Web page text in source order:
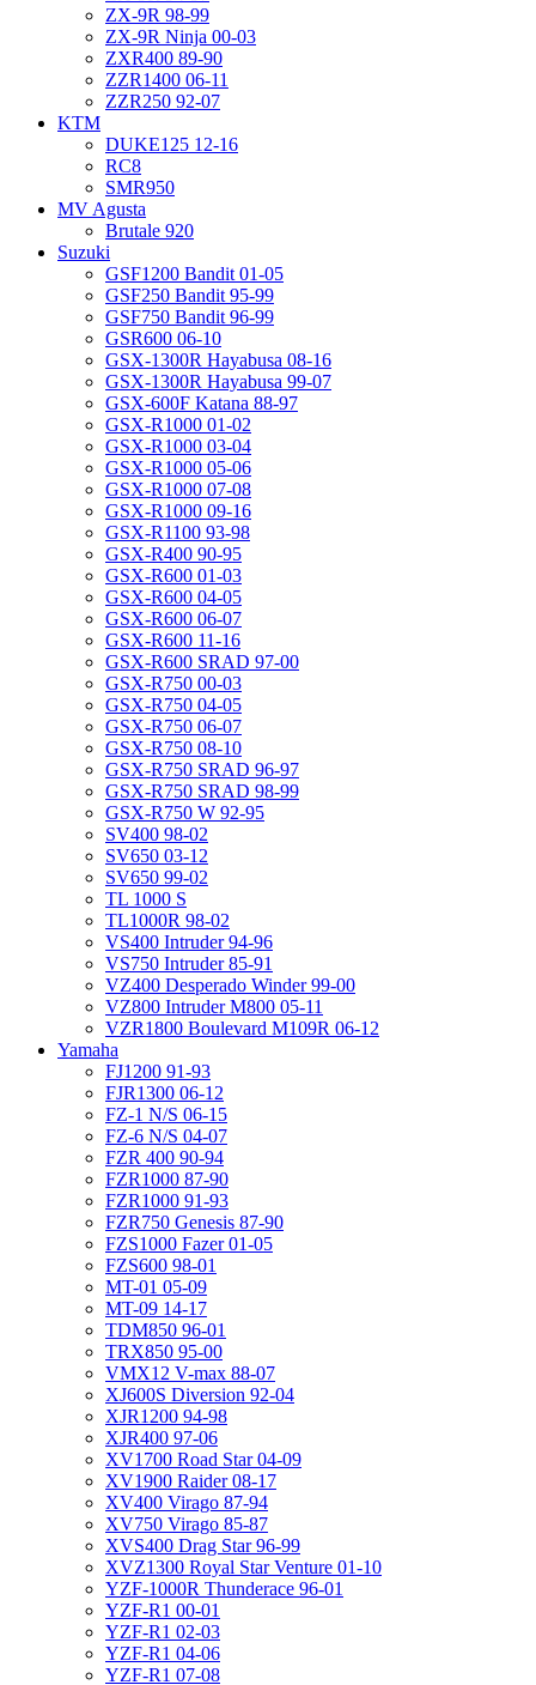
ZX-9R 98-99
ZX-9R Ninja 00-03
ZXR400 89-90
ZZR1400 06-11
ZZR250 92-07
KTM
DUKE125 12-16
RC8
SMR950
MV Agusta
Brutale 920
Suzuki
GSF1200 Bandit 01-05
GSF250 Bandit 95-99
GSF750 Bandit 96-99
GSR600 06-10
GSX-1300R Hayabusa 08-16
GSX-1300R Hayabusa 99-07
GSX-600F Katana 88-97
GSX-R1000 01-02
GSX-R1000 03-04
GSX-R1000 05-06
GSX-R1000 07-08
GSX-R1000 09-16
GSX-R1100 93-98
GSX-R400 90-95
GSX-R600 01-03
GSX-R600 04-05
GSX-R600 06-07
GSX-R600 11-16
GSX-R600 SRAD 97-00
GSX-R750 00-03
GSX-R750 04-05
GSX-R750 06-07
GSX-R750 08-10
GSX-R750 SRAD 96-97
GSX-R750 SRAD 98-99
GSX-R750 W 92-95
SV400 98-02
SV650 03-12
SV650 99-02
TL 1000 S
TL1000R 98-02
VS400 Intruder 94-96
VS750 Intruder 85-91
VZ400 Desperado Winder 99-00
VZ800 Intruder M800 05-11
VZR1800 Boulevard M109R 06-12
Yamaha
FJ1200 91-93
FJR1300 06-12
FZ-1 N/S 06-15
FZ-6 N/S 04-07
FZR 400 90-94
FZR1000 87-90
FZR1000 91-93
FZR750 Genesis 87-90
FZS1000 Fazer 01-05
FZS600 98-01
MT-01 05-09
MT-09 14-17
TDM850 96-01
TRX850 95-00
VMX12 V-max 88-07
XJ600S Diversion 92-04
XJR1200 94-98
XJR400 97-06
XV1700 Road Star 04-09
XV1900 Raider 08-17
XV400 Virago 87-94
XV750 Virago 85-87
XVS400 Drag Star 96-99
XVZ1300 Royal Star Venture 01-10
YZF-1000R Thunderace 96-01
YZF-R1 00-01
YZF-R1 02-03
YZF-R1 04-06
YZF-R1 07-08